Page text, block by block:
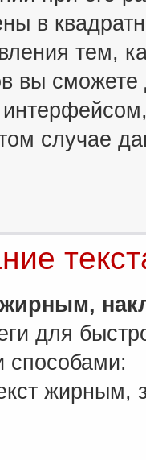
в
тем,
вы
случае
жирным,
для
жирным,